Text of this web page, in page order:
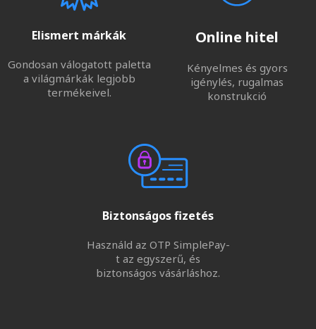
Elismert márkák
Gondosan válogatott paletta
a világmárkák legjobb
termékeivel.
Online hitel
Kényelmes és gyors
igénylés, rugalmas
konstrukció
Biztonságos fizetés
Használd az OTP SimplePay-
t az egyszerű, és
biztonságos vásárláshoz.